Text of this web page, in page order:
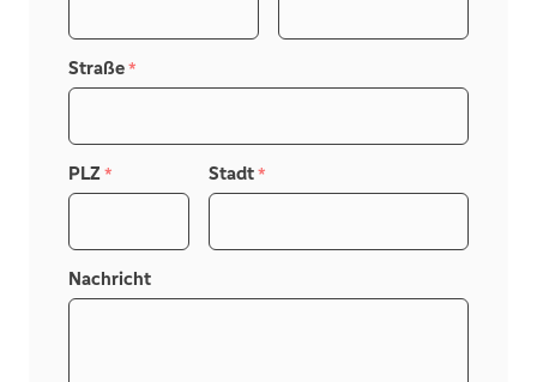
Straße *
PLZ * Stadt *
Nachricht